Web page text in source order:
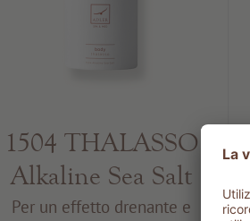
1504 THALASSO
Alkaline Sea Salt
Per un effetto drenante e